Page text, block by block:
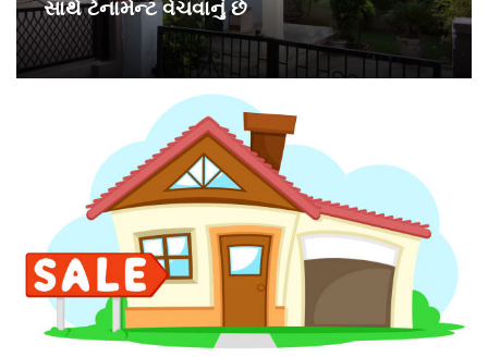
સાથે ટેનામેન્ટ વેચવાનું છે